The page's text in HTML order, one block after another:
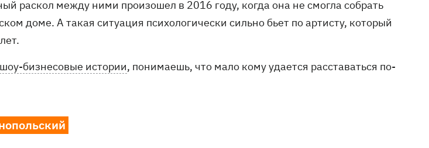
раскол между ними произошел в 2016 году, когда она не смогла собрать
доме. А такая ситуация психологически сильно бьет по артисту, который
шоу-бизнесовые истории, понимаешь, что мало кому удается расставаться по-